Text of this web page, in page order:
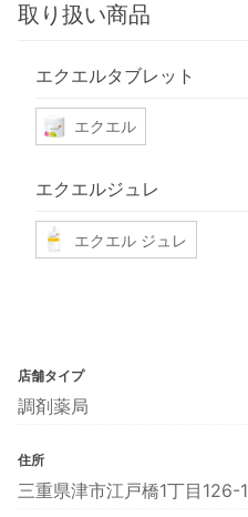
取り扱い商品
エクエルタブレット
エクエル
エクエルジュレ
エクエル ジュレ
店舗タイプ
調剤薬局
住所
三重県津市江戸橋1丁目126-1